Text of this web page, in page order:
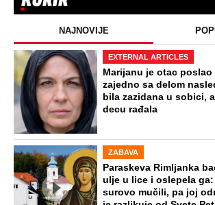
NAJNOVIJE
EXTERNAL ARTICLES
Marijanu je otac poslao
zajedno sa delom
bila zazidana u sobici,
decu rađala
ZABAVA
Paraskeva Rimljanka
ulje u lice i oslepela
surovo mučili, pa joj